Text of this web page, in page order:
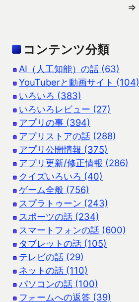
⇒
コンテンツ分類
AI（人工知能）の話 (63)
YouTuberと動画サイト (104)
いろいろ (383)
いろいろレビュー (27)
アプリの事 (394)
アプリストアの話 (288)
アプリ公開情報 (375)
アプリ更新/修正情報 (286)
クイズいろいろ (40)
ゲーム全般 (756)
スプラトゥーン (243)
スポーツの話 (234)
スマートフォンの話 (600)
タブレットの話 (105)
テレビの話 (29)
ネットの話 (110)
パソコンの話 (100)
フォームへの返答 (39)